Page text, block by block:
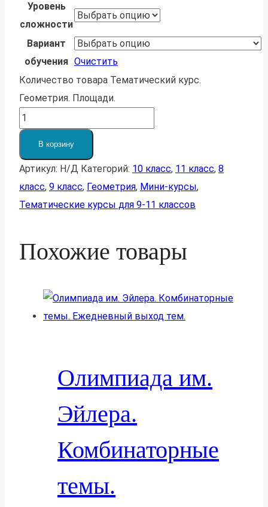
Уровень
сложности
Вариант
обучения Очистить
Количество товара Тематический курс.
Геометрия. Площади.
В корзину
Артикул: Н/Д Категорий: 10 класс, 11 класс, 8
класс, 9 класс, Геометрия, Мини-курсы,
Тематические курсы для 9-11 классов
Похожие товары
Олимпиада им.
Эйлера.
Комбинаторные
темы.